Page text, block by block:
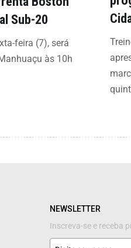
Sub-20
feira (7), será
às 10h
NEWSLETTER
Inscreva-se e receba